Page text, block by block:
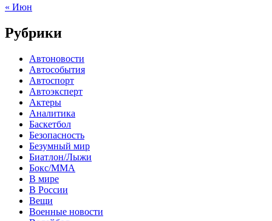
« Июн
Рубрики
Автоновости
Автособытия
Автоспорт
Автоэксперт
Актеры
Аналитика
Баскетбол
Безопасность
Безумный мир
Биатлон/Лыжи
Бокс/MMA
В мире
В России
Вещи
Военные новости